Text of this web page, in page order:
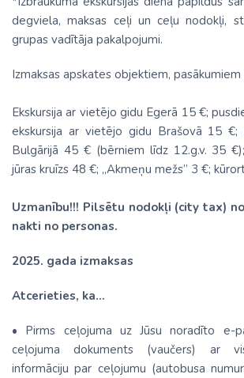
degviela, maksas ceļi un ceļu nodokļi,
grupas vadītāja pakalpojumi.
Izmaksas apskates objektiem, pasākumiem
Ekskursija ar vietējo gidu Egerā 15 €;
ekskursija ar vietējo gidu Brašovā 15 €;
Bulgārijā 45 € (bērniem līdz 12.g.v. 35
jūras kruīzs 48 €; „Akmeņu mežs” 3 €;
Uzmanību!!! Pilsētu nodokļi (city tax)
nakti no personas.
2025. gada izmaksas
Atcerieties, ka...
• Pirms ceļojuma uz Jūsu noradīto e-
ceļojuma dokuments (vaučers) ar
informāciju par ceļojumu (autobusa